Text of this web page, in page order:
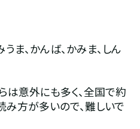
うま、かんば、かみま、しん
は意外にも多く、全国で約
み方が多いので、難しいで